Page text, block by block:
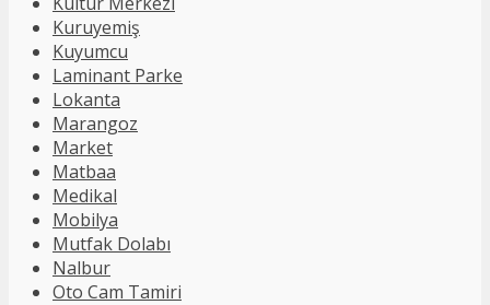
Kuruyemiş
Kuyumcu
Laminant Parke
Lokanta
Marangoz
Market
Matbaa
Medikal
Mobilya
Mutfak Dolabı
Nalbur
Oto Cam Tamiri